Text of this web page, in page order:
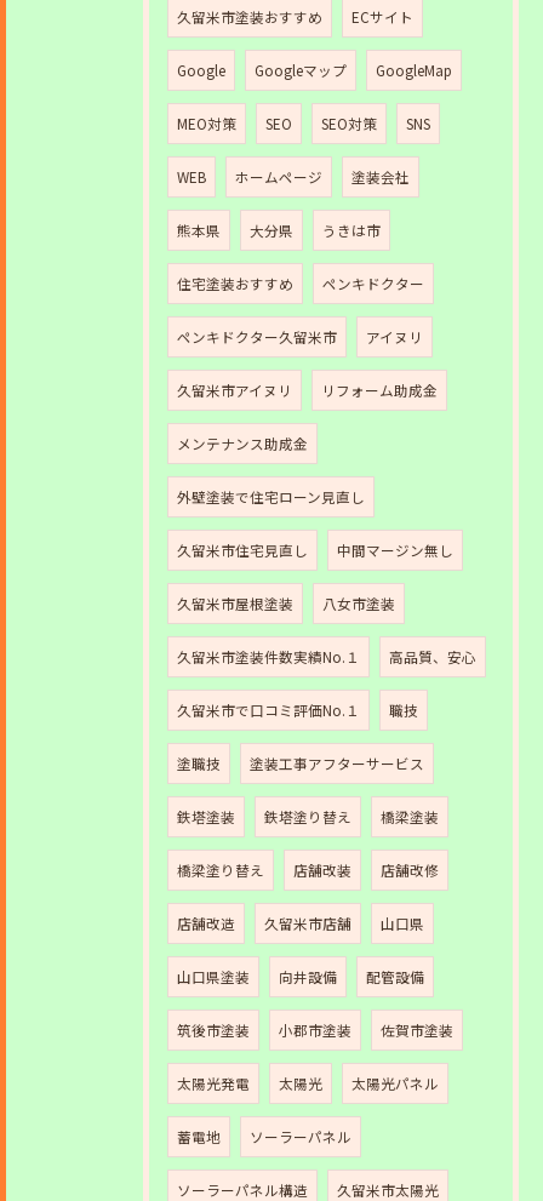
久留米市塗装おすすめ ECサイト
Google Googleマップ GoogleMap
MEO対策 SEO SEO対策 SNS
WEB ホームページ 塗装会社
熊本県 大分県 うきは市
住宅塗装おすすめ ペンキドクター
ペンキドクター久留米市 アイヌリ
久留米市アイヌリ リフォーム助成金
メンテナンス助成金
外壁塗装で住宅ローン見直し
久留米市住宅見直し 中間マージン無し
久留米市屋根塗装 八女市塗装
久留米市塗装件数実績No.１ 高品質、安心
久留米市で口コミ評価No.１ 職技
塗職技 塗装工事アフターサービス
鉄塔塗装 鉄塔塗り替え 橋梁塗装
橋梁塗り替え 店舗改装 店舗改修
店舗改造 久留米市店舗 山口県
山口県塗装 向井設備 配管設備
筑後市塗装 小郡市塗装 佐賀市塗装
太陽光発電 太陽光 太陽光パネル
蓄電地 ソーラーパネル
ソーラーパネル構造 久留米市太陽光